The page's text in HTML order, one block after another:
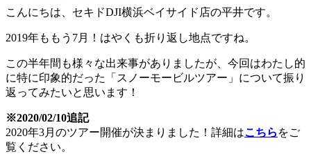
こんにちは、セキドDJI横浜ベイサイド店の平井です。
2019年ももう7月！はやくも折り返し地点ですね。
この半年間も様々な出来事がありましたが、今回はわたし的
に特に印象的だった「スノーモービルツアー」について振り
返ってみたいと思います！
※2020/02/10追記
2020年3月のツアー開催が決まりました！詳細はこちら をご
覧ください。